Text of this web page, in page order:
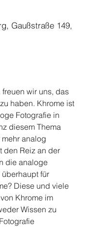
Gaußstraße 149,
wir uns, das
haben. Khrome ist
Fotografie in
diesem Thema
analog
den Reiz an der
die analoge
für
Diese und viele
Khrome im
Wissen zu